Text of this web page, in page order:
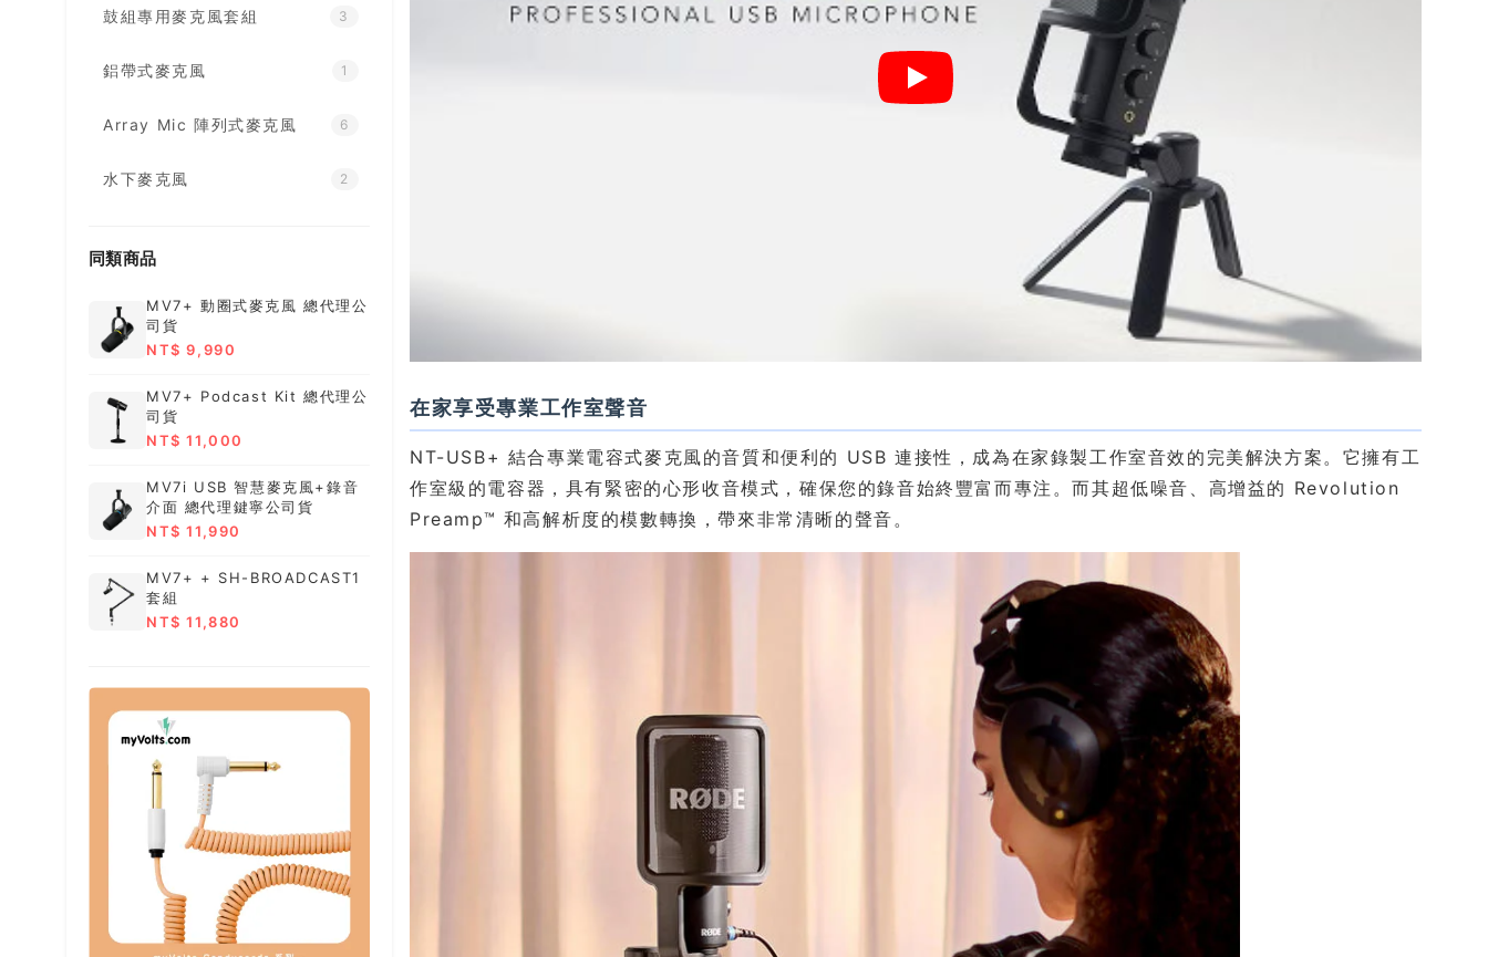
鼓組專用麥克風套組 3
鋁帶式麥克風 1
Array Mic 陣列式麥克風 6
水下麥克風 2
同類商品
MV7+ 動圈式麥克風 總代理公
司貨
NT$ 9,990
MV7+ Podcast Kit 總代理公
司貨
NT$ 11,000
MV7i USB 智慧麥克風+錄音
介面 總代理鍵寧公司貨
NT$ 11,990
MV7+ + SH-BROADCAST1
套組
NT$ 11,880
在家享受專業工作室聲音
NT-USB+ 結合專業電容式麥克風的音質和便利的 USB 連接性，成為在家錄製工作室音效的完美解決方案。它擁有工
作室級的電容器，具有緊密的心形收音模式，確保您的錄音始終豐富而專注。而其超低噪音、高增益的 Revolution
Preamp™ 和高解析度的模數轉換，帶來非常清晰的聲音。